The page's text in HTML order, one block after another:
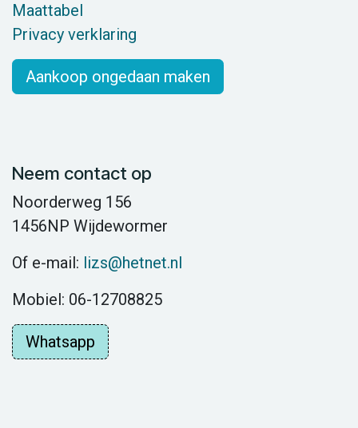
Maattabel
Privacy verklaring
Aankoop ongedaan maken
Neem contact op
Noorderweg 156
1456NP Wijdewormer
Of e-mail: lizs@hetnet.nl
Mobiel: 06-12708825
Whatsapp